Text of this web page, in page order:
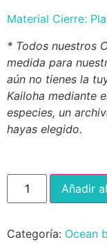
Material Cierre:
* Todos nuestros
medida para
aún no tienes la
Kailoha mediante
especies, un
hayas elegido.
Añadir
Categoría: Ocean